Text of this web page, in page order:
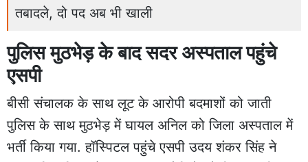
तबादले, दो पद अब भी खाली
पुलिस मुठभेड़ के बाद सदर अस्पताल पहुंचे
एसपी
बीसी संचालक के साथ लूट के आरोपी बदमाशों को जाती
पुलिस के साथ मुठभेड़ में घायल अनिल को जिला अस्पताल में
भर्ती किया गया. हॉस्पिटल पहुंचेएसपी उदय शंकर सिंह ने